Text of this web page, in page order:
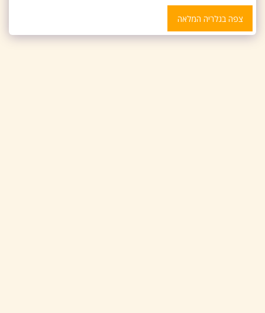
צפה בגלריה המלאה